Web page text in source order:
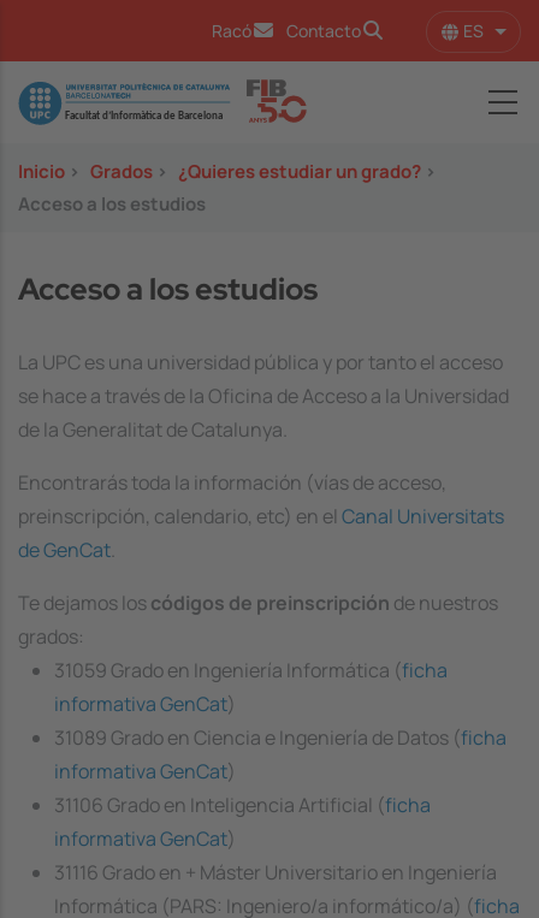
Racó Contacto ES
Image
Inicio > Grados > ¿Quieres estudiar un grado? >
Acceso a los estudios
Acceso a los estudios
La UPC es una universidad pública y por tanto el acceso
se hace a través de la Oficina de Acceso a la Universidad
de la Generalitat de Catalunya.
Encontrarás toda la información (vías de acceso,
preinscripción, calendario, etc) en el Canal Universitats
de GenCat.
Te dejamos loscódigos de preinscripción de nuestros
grados:
31059 Grado en Ingeniería Informática (ficha
informativa GenCat)
31089 Grado en Ciencia e Ingeniería de Datos (ficha
informativa GenCat)
31106 Grado en Inteligencia Artificial (ficha
informativa GenCat)
31116 Grado en + Máster Universitario en Ingeniería
Informática (PARS: Ingeniero/a informático/a) (ficha